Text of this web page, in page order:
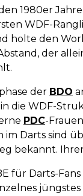
1980er
WDF-
holte den
der
der BDO
die WDF-
PDC-
im Darts sind
bekannt.
für Darts-Fans